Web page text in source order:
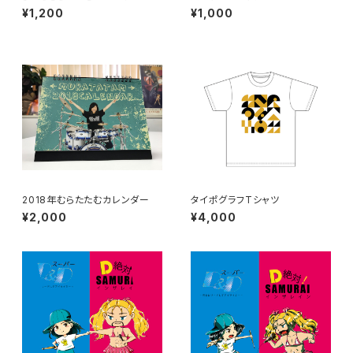
ド「スーパーD&D ～完全にリー
ドしてアイマイミー～/D 絶対！S
¥1,200 ¥1,000
2018年むらたたむカレンダー
¥2,000
タイポグラフTシャツ
¥4,000